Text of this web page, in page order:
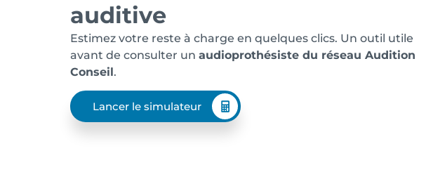
auditive
Estimez votre reste à charge en quelques clics. Un outil utile
avant de consulter un audioprothésiste du réseau Audition
Conseil.
Lancer le simulateur